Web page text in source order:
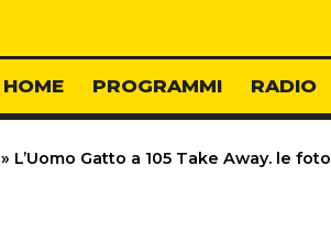
HOME PROGRAMMI RADIO
» L’Uomo Gatto a 105 Take Away. le foto